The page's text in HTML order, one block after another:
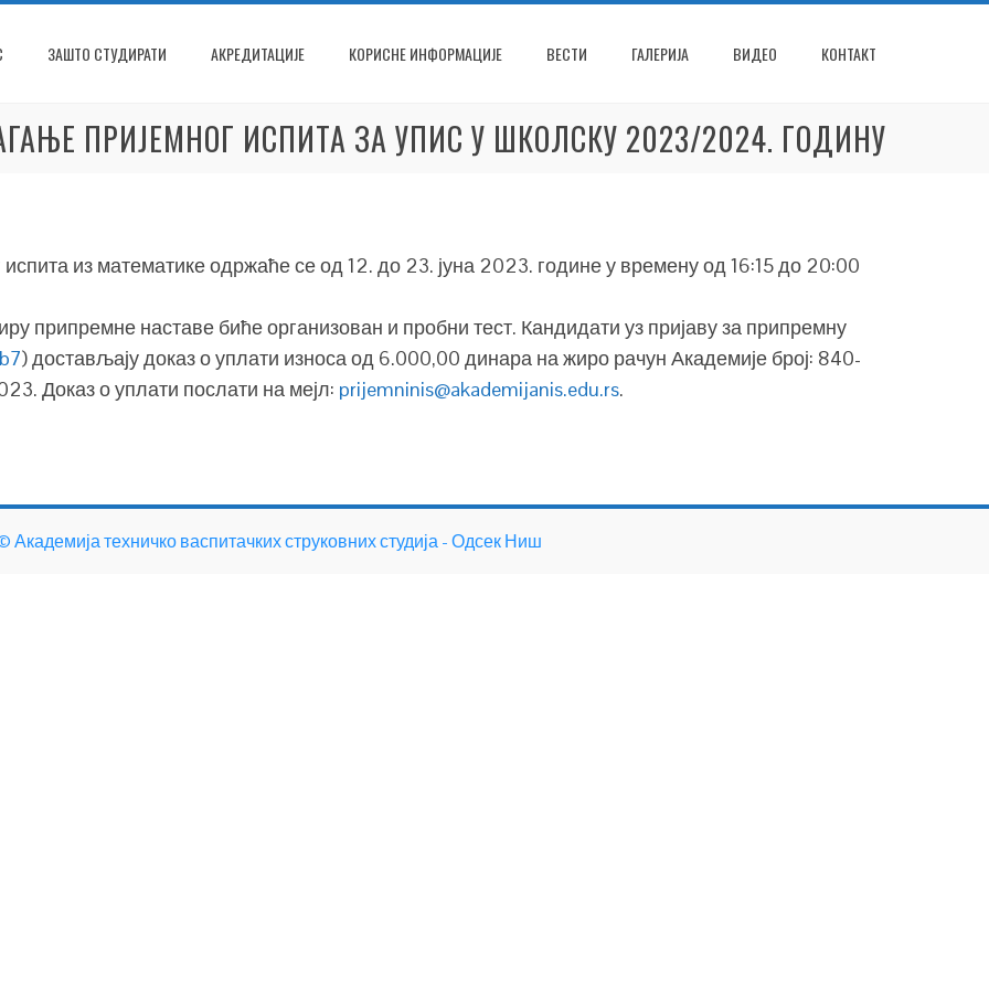
ЗАШТО СТУДИРАТИ АКРЕДИТАЦИЈЕ КОРИСНЕ ИНФОРМАЦИЈЕ ВЕСТИ ГАЛЕРИЈА ВИДЕО КОНТАКТ
ПРИЈЕМНОГ ИСПИТА ЗА УПИС У ШКОЛСКУ 2023/2024. ГОДИНУ
из математике одржаће се од 12. до 23. јуна 2023. године у времену од 16:15 до 20:00
припремне наставе биће организован и пробни тест. Кандидати уз пријаву за припремну
) достављају доказ о уплати износа од 6.000,00 динара на жиро рачун Академије број: 840-
Доказ о уплати послати на мејл: prijemninis@akademijanis.edu.rs.
Академија техничко васпитачких струковних студија - Одсек Ниш